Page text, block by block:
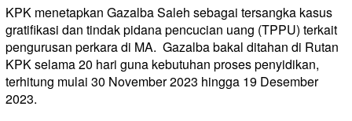
KPK menetapkan Gazalba Saleh sebagai tersangka kasus
gratifikasi dan tindak pidana pencucian uang (TPPU) terkait
pengurusan perkara di MA. Gazalba bakal ditahan di Rutan
KPK selama 20 hari guna kebutuhan proses penyidikan,
terhitung mulai 30 November 2023 hingga 19 Desember
2023.